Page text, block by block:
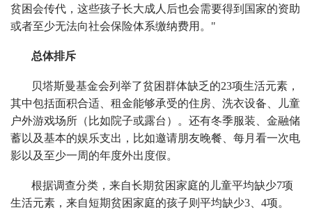
贫困会传代，这些孩子长大成人后也会需要得到国家的资助
或者至少无法向社会保险体系缴纳费用。"
总体排斥
贝塔斯曼基金会列举了贫困群体缺乏的23项生活元素，
其中包括面积合适、租金能够承受的住房、洗衣设备、儿童
户外游戏场所（比如院子或露台）。还有冬季服装、金融储
蓄以及基本的娱乐支出，比如邀请朋友晚餐、每月看一次电
影以及至少一周的年度外出度假。
根据调查分类，来自长期贫困家庭的儿童平均缺少7项
生活元素，来自短期贫困家庭的孩子则平均缺少3、4项。